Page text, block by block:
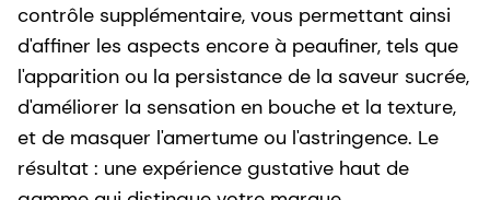
contrôle supplémentaire, vous permettant ainsi
d'affiner les aspects encore à peaufiner, tels que
l'apparition ou la persistance de la saveur sucrée,
d'améliorer la sensation en bouche et la texture,
et de masquer l'amertume ou l'astringence. Le
résultat : une expérience gustative haut de